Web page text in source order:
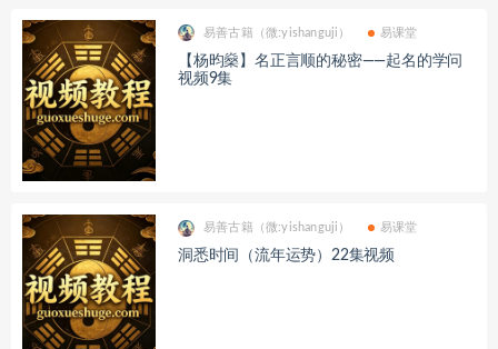
易善古籍（微:yishanguji） 易课堂
【杨昀燊】名正言顺的秘密——起名的学问
视频9集
易善古籍（微:yishanguji） 易课堂
洞悉时间（流年运势）22集视频